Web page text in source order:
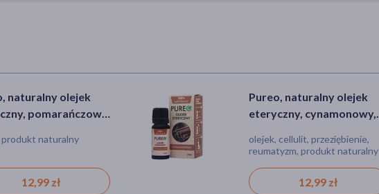
naturalny olejek
pomarańczowy,
produkt naturalny
12,99 zł
Pureo, naturalny olejek
eteryczny, cynamonowy,
olejek, cellulit, przeziębienie,
reumatyzm, produkt naturalny
12,99 zł